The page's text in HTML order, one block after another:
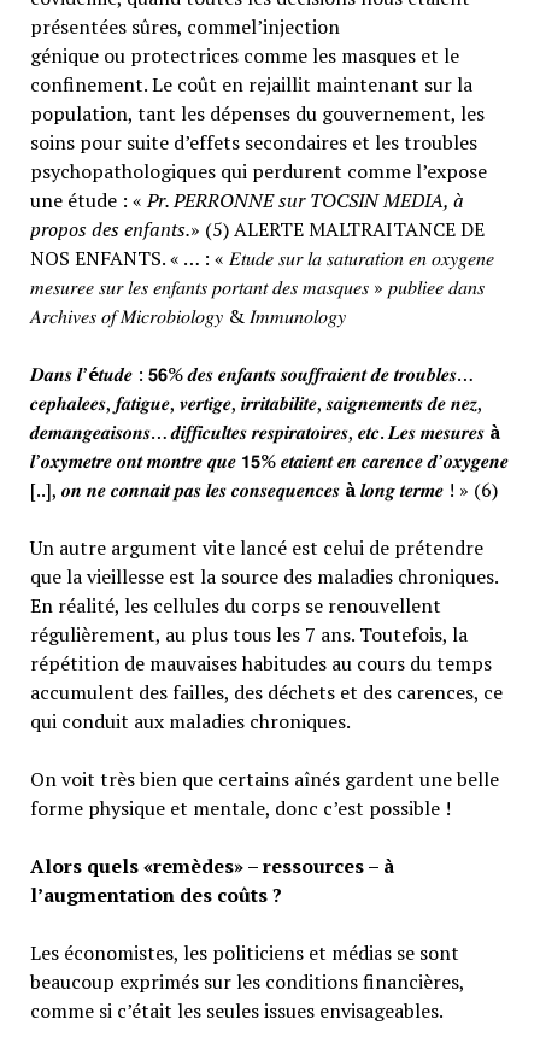
présentées sûres, commel’injection
génique ou protectrices comme les masques et le
confinement. Le coût en rejaillit maintenant sur la
population, tant les dépenses du gouvernement, les
soins pour suite d’effets secondaires et les troubles
psychopathologiques qui perdurent comme l’expose
une étude : «Pr. PERRONNE sur TOCSIN MEDIA, à
propos des enfants.» (5) ALERTE MALTRAITANCE DE
NOS ENFANTS. « … : « 𝐸𝑡𝑢𝑑𝑒 𝑠𝑢𝑟 𝑙𝑎 𝑠𝑎𝑡𝑢𝑟𝑎𝑡𝑖𝑜𝑛 𝑒𝑛 𝑜𝑥𝑦𝑔𝑒𝑛𝑒
𝑚𝑒𝑠𝑢𝑟𝑒𝑒 𝑠𝑢𝑟 𝑙𝑒𝑠 𝑒𝑛𝑓𝑎𝑛𝑡𝑠 𝑝𝑜𝑟𝑡𝑎𝑛𝑡 𝑑𝑒𝑠 𝑚𝑎𝑠𝑞𝑢𝑒𝑠 » 𝑝𝑢𝑏𝑙𝑖𝑒𝑒 𝑑𝑎𝑛𝑠
𝐴𝑟𝑐ℎ𝑖𝑣𝑒𝑠 𝑜𝑓 𝑀𝑖𝑐𝑟𝑜𝑏𝑖𝑜𝑙𝑜𝑔𝑦 & 𝐼𝑚𝑚𝑢𝑛𝑜𝑙𝑜𝑔𝑦
𝑫𝒂𝒏𝒔 𝒍’é𝒕𝒖𝒅𝒆 : 𝟱𝟲% 𝒅𝒆𝒔 𝒆𝒏𝒇𝒂𝒏𝒕𝒔 𝒔𝒐𝒖𝒇𝒇𝒓𝒂𝒊𝒆𝒏𝒕 𝒅𝒆 𝒕𝒓𝒐𝒖𝒃𝒍𝒆𝒔…
𝒄𝒆𝒑𝒉𝒂𝒍𝒆𝒆𝒔, 𝒇𝒂𝒕𝒊𝒈𝒖𝒆, 𝒗𝒆𝒓𝒕𝒊𝒈𝒆, 𝒊𝒓𝒓𝒊𝒕𝒂𝒃𝒊𝒍𝒊𝒕𝒆, 𝒔𝒂𝒊𝒈𝒏𝒆𝒎𝒆𝒏𝒕𝒔 𝒅𝒆 𝒏𝒆𝒛,
𝒅𝒆𝒎𝒂𝒏𝒈𝒆𝒂𝒊𝒔𝒐𝒏𝒔… 𝒅𝒊𝒇𝒇𝒊𝒄𝒖𝒍𝒕𝒆𝒔 𝒓𝒆𝒔𝒑𝒊𝒓𝒂𝒕𝒐𝒊𝒓𝒆𝒔, 𝒆𝒕𝒄. 𝑳𝒆𝒔 𝒎𝒆𝒔𝒖𝒓𝒆𝒔 à
𝒍’𝒐𝒙𝒚𝒎𝒆𝒕𝒓𝒆 𝒐𝒏𝒕 𝒎𝒐𝒏𝒕𝒓𝒆 𝒒𝒖𝒆 𝟭𝟱% 𝒆𝒕𝒂𝒊𝒆𝒏𝒕 𝒆𝒏 𝒄𝒂𝒓𝒆𝒏𝒄𝒆 𝒅’𝒐𝒙𝒚𝒈𝒆𝒏𝒆
[..], 𝒐𝒏 𝒏𝒆 𝒄𝒐𝒏𝒏𝒂𝒊𝒕 𝒑𝒂𝒔 𝒍𝒆𝒔 𝒄𝒐𝒏𝒔𝒆𝒒𝒖𝒆𝒏𝒄𝒆𝒔 à𝒍𝒐𝒏𝒈 𝒕𝒆𝒓𝒎𝒆 ! » (6)
Un autre argument vite lancé est celui de prétendre
que la vieillesse est la source des maladies chroniques.
En réalité, les cellules du corps se renouvellent
régulièrement, au plus tous les 7 ans. Toutefois, la
répétition de mauvaises habitudes au cours du temps
accumulent des failles, des déchets et des carences, ce
qui conduit aux maladies chroniques.
On voit très bien que certains aînés gardent une belle
forme physique et mentale, donc c’est possible !
Alors quels «remèdes» – ressources – à
l’augmentation des coûts ?
Les économistes, les politiciens et médias se sont
beaucoup exprimés sur les conditions financières,
comme si c’était les seules issues envisageables.